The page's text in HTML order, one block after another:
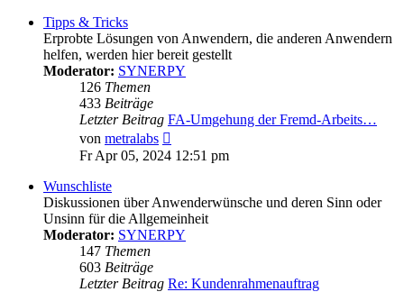
Tipps & Tricks
Erprobte Lösungen von Anwendern, die anderen Anwendern
helfen, werden hier bereit gestellt
Moderator: SYNERPY
126 Themen
433 Beiträge
Letzter Beitrag FA-Umgehung der Fremd-Arbeits…
von metralabs
Beitrag
Fr Apr 05, 2024 12:51 pm
Wunschliste
Diskussionen über Anwenderwünsche und deren Sinn oder
Unsinn für die Allgemeinheit
Moderator: SYNERPY
147 Themen
603 Beiträge
Letzter Beitrag Re: Kundenrahmenauftrag